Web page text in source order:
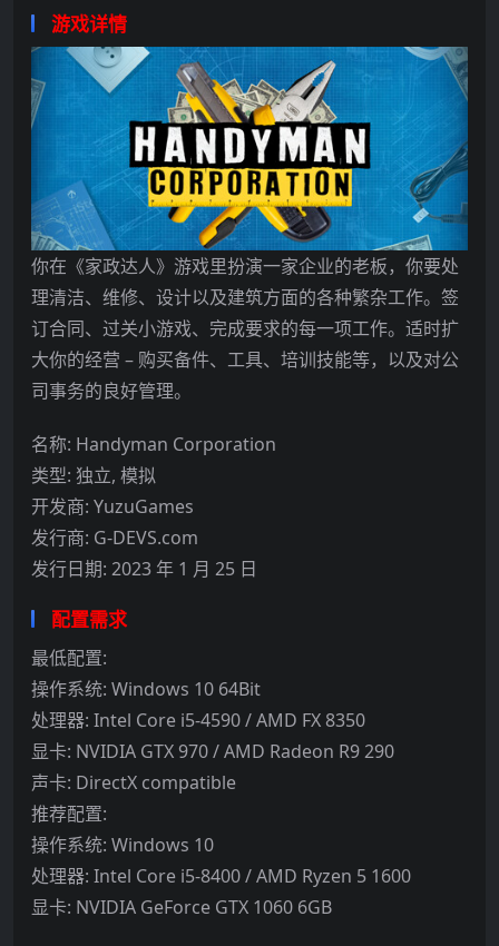
游戏详情
你在《家政达人》游戏里扮演一家企业的老板，你要处
理清洁、维修、设计以及建筑方面的各种繁杂工作。签
订合同、过关小游戏、完成要求的每一项工作。适时扩
大你的经营 – 购买备件、工具、培训技能等，以及对公
司事务的良好管理。
名称: Handyman Corporation
类型: 独立, 模拟
开发商: YuzuGames
发行商: G-DEVS.com
发行日期: 2023 年 1 月 25 日
配置需求
最低配置:
操作系统: Windows 10 64Bit
处理器: Intel Core i5-4590 / AMD FX 8350
显卡: NVIDIA GTX 970 / AMD Radeon R9 290
声卡: DirectX compatible
推荐配置:
操作系统: Windows 10
处理器: Intel Core i5-8400 / AMD Ryzen 5 1600
显卡: NVIDIA GeForce GTX 1060 6GB